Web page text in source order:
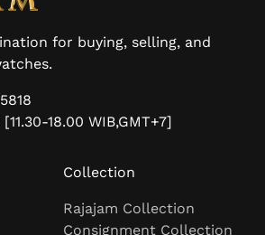
for buying, selling, and
18.00 WIB,GMT+7]
Collection
Rajajam Collection
Consignment Collection